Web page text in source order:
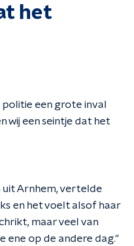
het
een grote inval
wij een seintje dat het
uit Arnhem, vertelde
en het voelt alsof haar
maar veel van
ene op de andere dag."